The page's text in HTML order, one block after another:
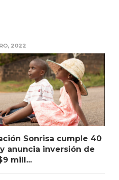
2022
Sonrisa cumple 40
anuncia inversión de
mill...